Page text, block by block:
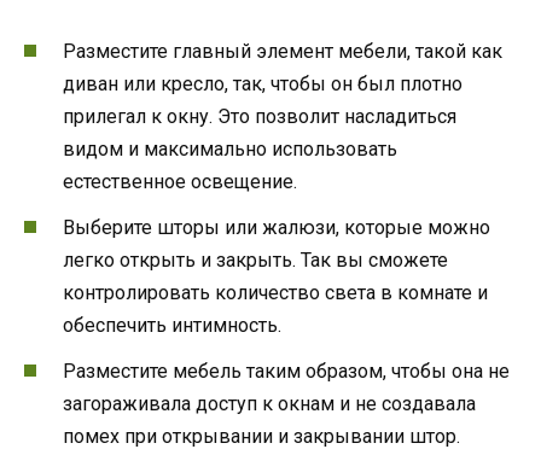
Разместите главный элемент мебели, такой как
диван или кресло, так, чтобы он был плотно
прилегал к окну. Это позволит насладиться
видом и максимально использовать
естественное освещение.
Выберите шторы или жалюзи, которые можно
легко открыть и закрыть. Так вы сможете
контролировать количество света в комнате и
обеспечить интимность.
Разместите мебель таким образом, чтобы она не
загораживала доступ к окнам и не создавала
помех при открывании и закрывании штор.